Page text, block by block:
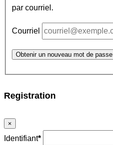
par courriel.
Courriel
Obtenir un nouveau mot de passe
Registration
×
Identifiant*